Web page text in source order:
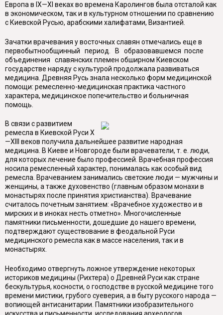
Европа в IX—XI веках во времена Каролингов была отсталой как
в экономическом, так и в культурном отношении по сравнению
с Киевской Русью, арабскими халифатами, Византией.
Зачатки врачевания у восточных славян отмечались еще в
первобытнообщинный период. В образовавшемся после
объединения славянских племен обширном Киевском
государстве наряду с культурой продолжала развиваться
медицина. Древняя Русь знала несколько форм медицинской
помощи: ремесленно-медицинская практика частного
характера, медицинское попечительство и больничная
помощь.
В связи с развитием
ремесла в Киевской Руси X
—XIII веков получила дальнейшее развитие народная
медицина. В Киеве и Новгороде были врачеватели, т. е. люди,
для которых лечение было профессией. Врачебная профессия
носила ремесленный характер, понималась как особый вид
ремесла. Врачеванием занимались светские люди — мужчины и
женщины, а также духовенство (главным образом монахи в
монастырях после принятия христианства). Врачевание
считалось почетным занятием: «Врачебное художество и в
мирских и в иноках несть отметно». Многочисленные
памятники письменности, дошедшие до нашего времени,
подтверждают существование в феодальной Руси
медицинского ремесла как в массе населения, так и в
монастырях.
Необходимо отвергнуть ложное утверждение некоторых
историков медицины (Рихтера) о Древней Руси как стране
бескультурья, косности, о господстве в русской медицине того
времени мистики, грубого суеверия, а в быту русского народа —
вопиющей антисанитарии. Памятники изобразительного